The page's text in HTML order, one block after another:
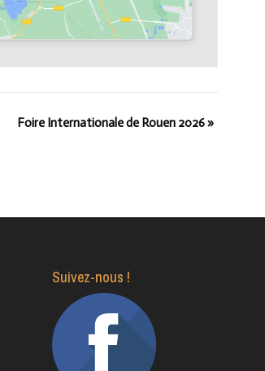
Foire Internationale de Rouen 2026»
Suivez-nous !